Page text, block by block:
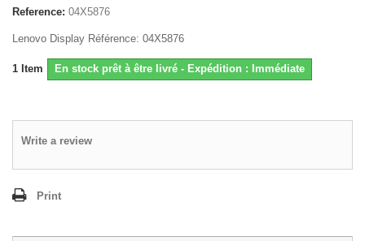
Reference: 04X5876
Lenovo Display Référence: 04X5876
1 Item En stock prêt à être livré - Expédition : Immédiate
Write a review
Print